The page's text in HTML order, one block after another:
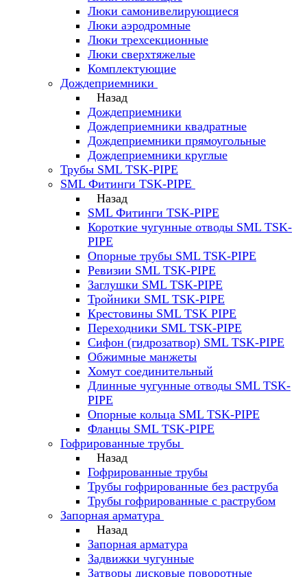
Люки самонивелирующиеся
Люки аэродромные
Люки трехсекционные
Люки сверхтяжелые
Комплектующие
Дождеприемники
Назад
Дождеприемники
Дождеприемники квадратные
Дождеприемники прямоугольные
Дождеприемники круглые
Трубы SML TSK-PIPE
SML Фитинги TSK-PIPE
Назад
SML Фитинги TSK-PIPE
Короткие чугунные отводы SML TSK-
PIPE
Опорные трубы SML TSK-PIPE
Ревизии SML TSK-PIPE
Заглушки SML TSK-PIPE
Тройники SML TSK-PIPE
Крестовины SML TSK PIPE
Переходники SML TSK-PIPE
Сифон (гидрозатвор) SML TSK-PIPE
Обжимные манжеты
Хомут соединительный
Длинные чугунные отводы SML TSK-
PIPE
Опорные кольца SML TSK-PIPE
Фланцы SML TSK-PIPE
Гофрированные трубы
Назад
Гофрированные трубы
Трубы гофрированные без раструба
Трубы гофрированные с раструбом
Запорная арматура
Назад
Запорная арматура
Задвижки чугунные
Затворы дисковые поворотные